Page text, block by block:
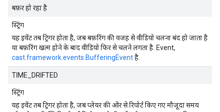
बफ़र हो रहा है
स्ट्रिंग
यह इवेंट तब ट्रिगर होता है, जब बफ़रिंग की वजह से वीडियो चलना बंद हो जाता है
या बफ़रिंग खत्म होने के बाद वीडियो फिर से चलने लगता है. Event,
cast.framework.events.BufferingEventहै.
TIME_DRIFTED
स्ट्रिंग
यह इवेंट तब ट्रिगर होता है, जब प्लेयर की ओर से रिपोर्ट किए गए मौजूदा समय